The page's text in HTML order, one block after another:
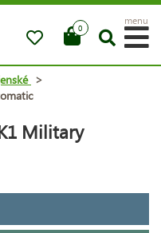
0
menu
>
Military